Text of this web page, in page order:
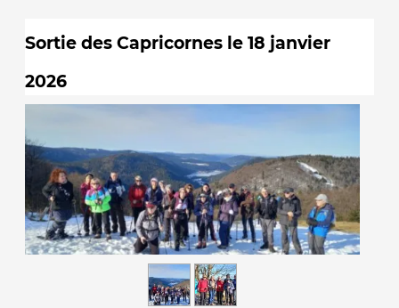
Sortie des Capricornes le 18 janvier
2026